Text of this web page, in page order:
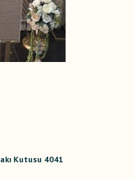
Kutusu 4041